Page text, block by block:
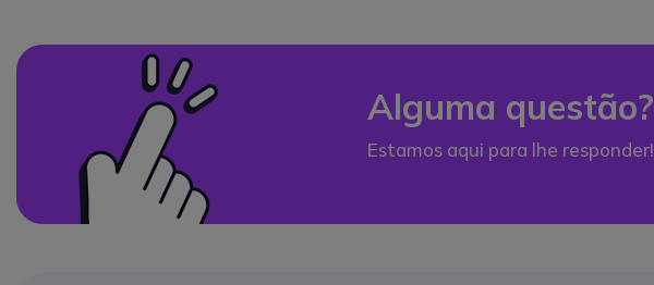
Alguma questão?
Estamos aqui para lhe responder!